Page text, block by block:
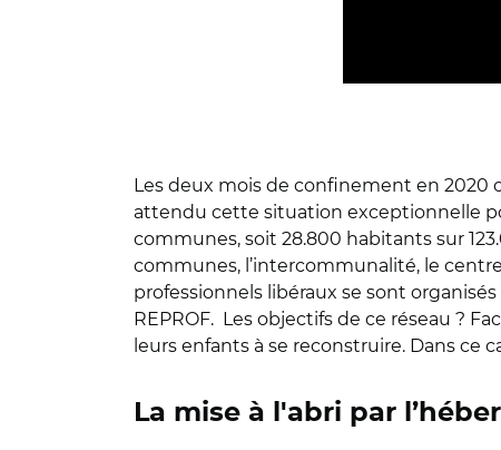
Les deux mois de confinement en 2020
attendu cette situation exceptionnelle
communes, soit 28.800 habitants sur
communes, l’intercommunalité, le
professionnels libéraux se sont
REPROF. Les objectifs de ce réseau ?
leurs enfants à se reconstruire. Dans ce
La mise à l'abri par